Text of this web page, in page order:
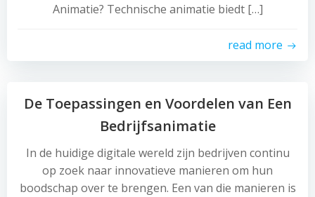
Animatie? Technische animatie biedt […]
read more
De Toepassingen en Voordelen van Een
Bedrijfsanimatie
In de huidige digitale wereld zijn bedrijven continu
op zoek naar innovatieve manieren om hun
boodschap over te brengen. Een van die manieren is